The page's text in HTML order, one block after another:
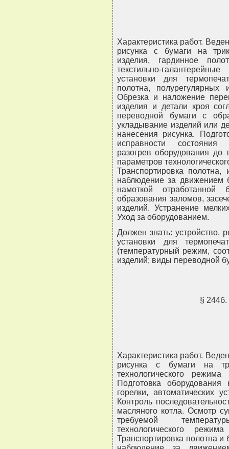
Характеристика работ.
рисунка с бумаги на
изделия, гардинное
текстильно-
установки для
полотна,
Обрезка и наложение
изделия и детали кроя
переводной бумаги с
укладывание изделий или
нанесения рисунка.
исправности состояния
разогрев оборудования до
параметров
Транспортировка
наблюдение за движением
намоткой отработанной
образования заломов,
изделий. Устранение
Уход за оборудованием.
Должен знать: устройство,
установки для
(температурный режим,
изделий; виды переводной
§
Характеристика работ.
рисунка с бумаги на
технологического
Подготовка
горелки, автоматических
Контроль
масляного котла. Осмотр
требуемой
технологического
Транспортировка полотна